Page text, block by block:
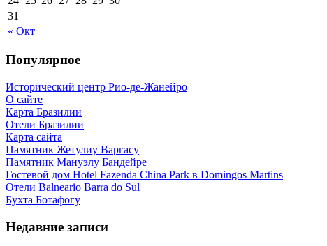
« Окт
31
Популярное
Исторический центр Рио-де-Жанейро
О сайте
Карта Бразилии
Отели Бразилии
Карта сайта
Памятник Жетулиу Варгасу
Памятник Мануэлу Бандейре
Гостевой дом Hotel Fazenda China Park в Domingos Martins
Отели Balneario Barra do Sul
Бухта Ботафогу
Недавние записи